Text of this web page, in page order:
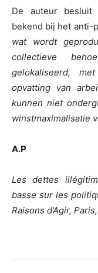
De auteur besluit
bekend bij het
wat wordt
collectieve
gelokaliseerd,
opvatting van
kunnen niet
winstmaximalisatie
A.P
Les dettes
basse sur les
Raisons d’Agir,